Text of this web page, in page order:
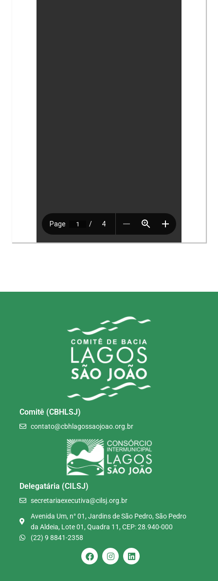
Comitê (CBHLSJ)
contato@cbhlagossaojoao.org.br
Delegatária (CILSJ)
secretariaexecutiva@cilsj.org.br
Avenida Um, n° 01, Jardins de São Pedro, São Pedro
da Aldeia, Lote 01, Quadra 11, CEP: 28.940-000
(22) 9 8841-2358